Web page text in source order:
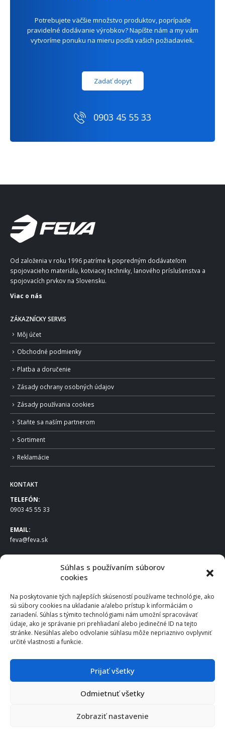
Súhlas s používaním súborov
cookies
Na poskytovanie tých najlepších skúseností používame technológie, ako
sú súbory cookies na ukladanie a/alebo prístup k informáciám o
zariadení. Súhlas s týmito technológiami nám umožní spracovávať
údaje, ako je správanie pri prehliadaní alebo jedinečné ID na tejto
stránke. Nesúhlas alebo odvolanie súhlasu môže nepriaznivo ovplyvniť
určité vlastnosti a funkcie.
Prijať všetky
Odmietnuť všetky
Zobraziť nastavenie
Potrebujete väčšie množstvo produktov, poprípade
pravidelné dodávanie výrobkov? Napíšte nám a my vám
vytvoríme ponuku na mieru podľa vašich požiadaviek.
Zadať dopyt
0903 45 55 33
Od založenia v roku 1996 patríme k popredným dodávateľom
spojovacieho materiálu, kotviacej techniky, lanového príslušenstva a
spojovacích prvkov na Slovensku.
Viac o nás
ZÁKAZNÍCKY SERVIS
Môj účet
Obchodné podmienky
Platba a doručenie
Zásady ochrany osobných údajov
Zásady používania cookies
Staňte sa naším partnerom
Sortiment
Reklamácie
KONTAKT
TELEFÓN:
0903 45 55 33
EMAIL:
feva@feva.sk
FEVA Slovakia SK s.r.o.
831 04 Bratislava
IČO: 50922688
DIČ: 2120539388
IČ DPH: SK2120539388
Po – Pia: 8:00 – 16:30